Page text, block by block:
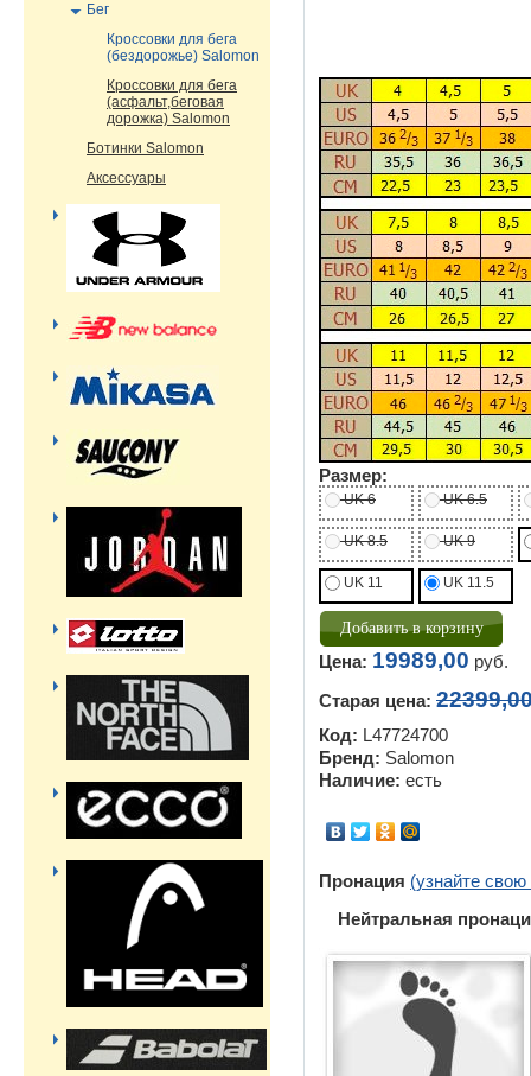
Размер:
UK 6 UK 6.5
UK 8.5 UK 9
UK 11 UK 11.5
Цена: 19989,00 руб.
Старая цена:
Код: L47724700
Бренд: Salomon
Наличие: есть
Пронация (узнайте
Нейтральная
Бег
Кроссовки для бега
(бездорожье) Salomon
Кроссовки для бега
(асфальт,беговая
дорожка) Salomon
Ботинки Salomon
Аксессуары